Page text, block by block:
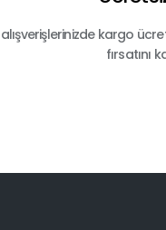
kargo
fırsatını